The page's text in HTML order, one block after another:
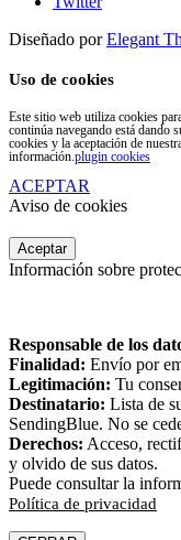
Diseñado porElegant
Uso de cookies
Este sitio web utiliza cookies
continúa navegando está dando
cookies y la aceptación de
información.plugin cookies
ACEPTAR
Aviso de cookies
Aceptar
Información sobre
Responsable de los
Finalidad: Envío por
Legitimación: Tu
Destinatario: Lista de
SendingBlue. No se
Derechos: Acceso,
y olvido de sus datos.
Puede consultar la
Política de privacidad